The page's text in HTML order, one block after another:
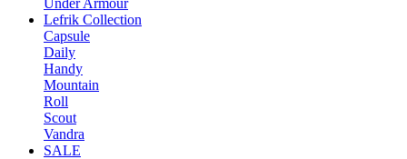
Under Armour
Lefrik Collection
Capsule
Daily
Handy
Mountain
Roll
Scout
Vandra
SALE